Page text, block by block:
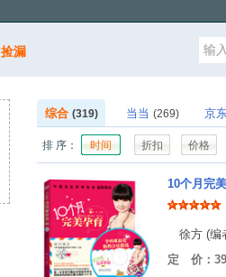
捡漏
综合 (319) 当当 (269) 京
排 序： 时间 折扣 价格
10个月完
徐方 (编
定 价：